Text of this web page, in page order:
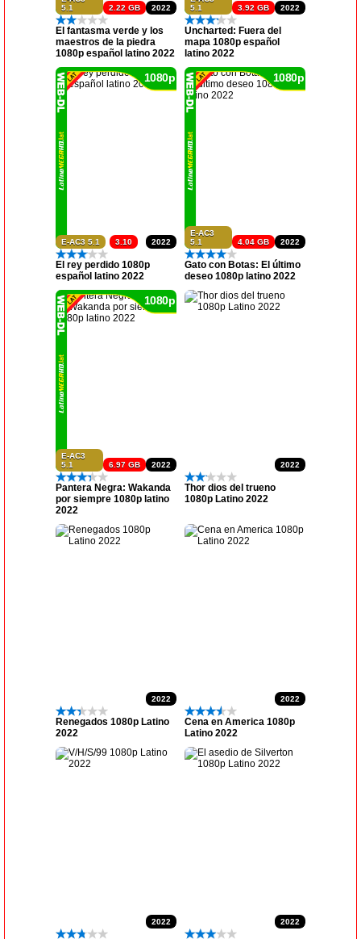
5.1
2022
2.22 GB
El fantasma verde y los
maestros de la piedra
1080p español latino 2022
5.1
2022
3.92 GB
Uncharted: Fuera del
mapa 1080p español
latino 2022
E-AC3 5.1 2022
3.10
1080p
El rey perdido 1080p
español latino 2022
E-AC3
5.1
2022
4.04 GB
1080p
Gato con Botas: El último
deseo 1080p latino 2022
E-AC3
5.1
2022
6.97 GB
1080p
Pantera Negra: Wakanda
por siempre 1080p latino
2022
2022
Thor dios del trueno
1080p Latino 2022
2022
Renegados 1080p Latino
2022
2022
Cena en America 1080p
Latino 2022
2022 2022